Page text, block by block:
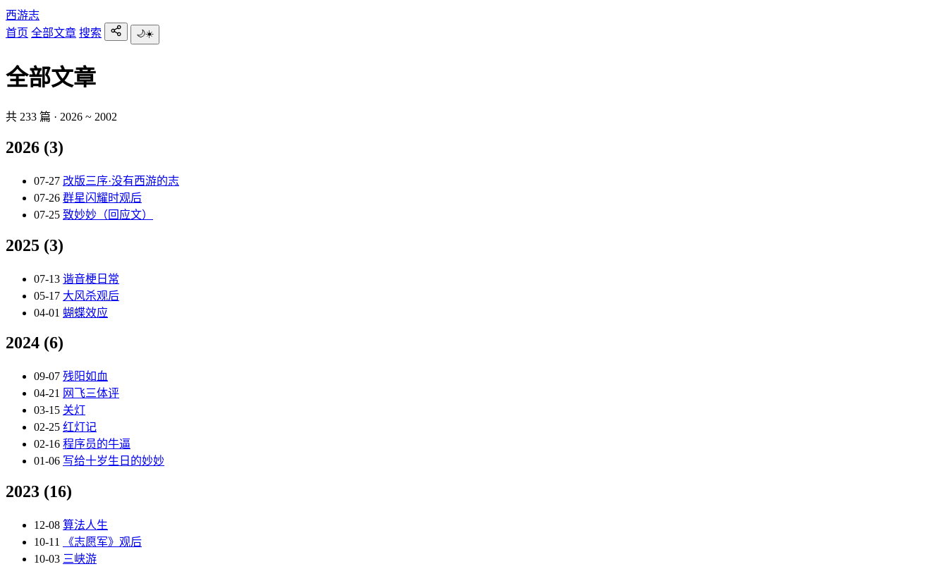
西游志
首页 全部文章 搜索 🌙☀️
全部文章
共 233 篇 · 2026 ~ 2002
2026 (3)
07-27 改版三序·没有西游的志
07-26 群星闪耀时观后
07-25 致妙妙（回应文）
2025 (3)
07-13 谐音梗日常
05-17 大风杀观后
04-01 蝴蝶效应
2024 (6)
09-07 残阳如血
04-21 网飞三体评
03-15 关灯
02-25 红灯记
02-16 程序员的牛逼
01-06 写给十岁生日的妙妙
2023 (16)
12-08 算法人生
10-11
《志愿军》观后
10-03 三峡游